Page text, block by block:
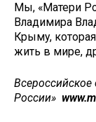
Мы, «Матери
Владимира
Крыму,
жить в мире,
России»